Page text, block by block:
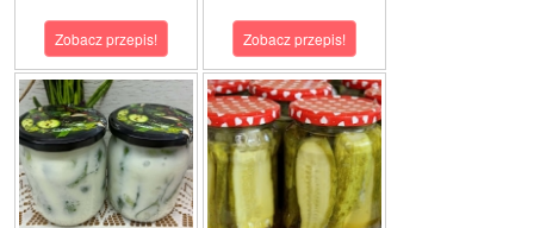
Zobacz przepis! Zobacz przepis!